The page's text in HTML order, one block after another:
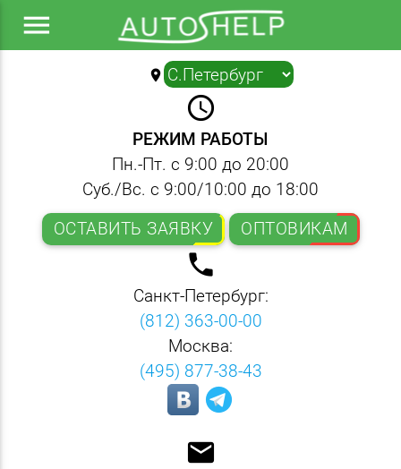
menu
location_on ▼
query_builder
РЕЖИМ РАБОТЫ
Пн.-Пт. с 9:00 до 20:00
Суб./Вс. с 9:00/10:00 до 18:00
ОСТАВИТЬ ЗАЯВКУ
ОПТОВИКАМ
local_phone
Санкт-Петербург:
(812) 363-00-00
Москва:
(495) 877-38-43
email